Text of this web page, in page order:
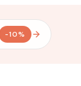
-10%